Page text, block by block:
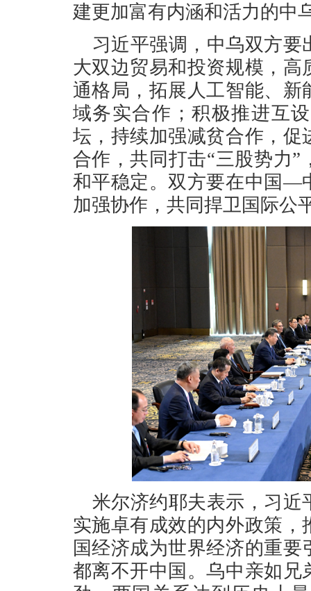
建更加富有内涵和活力的中
习近平强调，中乌双方
大双边贸易和投资规模，
通格局，拓展人工智能、
域务实合作；积极推进互
坛，持续加强减贫合作，
合作，共同打击“三股势力
和平稳定。双方要在中国—
加强协作，共同捍卫国际公
米尔济约耶夫表示，习
实施卓有成效的内外政策
国经济成为世界经济的重
都离不开中国。乌中亲如